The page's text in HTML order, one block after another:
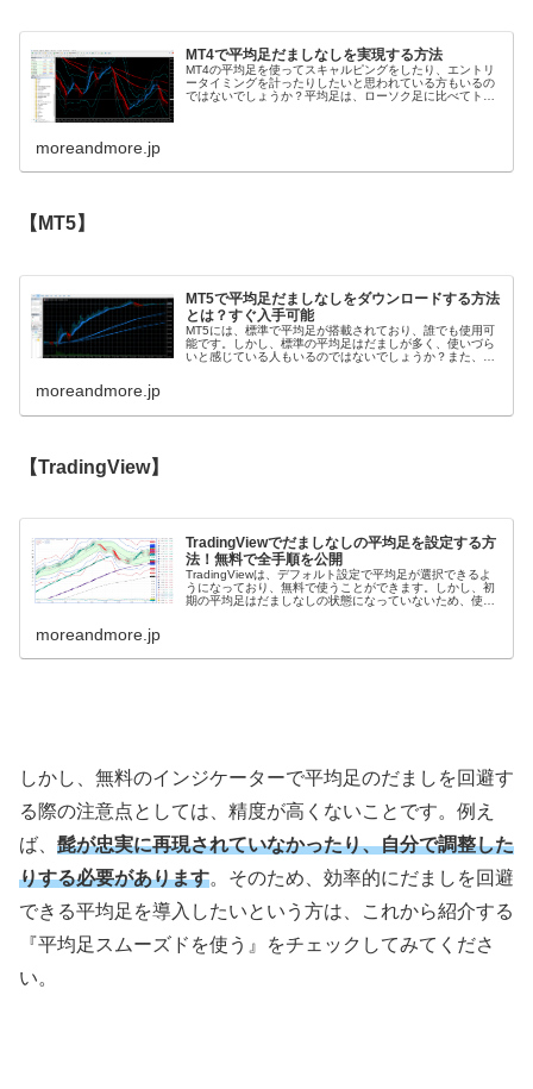
MT4で平均足だましなしを実現する方法
MT4の平均足を使ってスキャルピングをしたり、エントリ
ータイミングを計ったりしたいと思われている方もいるの
ではないでしょうか？平均足は、ローソク足に比べてトレ
moreandmore.jp
【MT5】
MT5で平均足だましなしをダウンロードする方法
とは？すぐ入手可能
MT5には、標準で平均足が搭載されており、誰でも使用可
能です。しかし、標準の平均足はだましが多く、使いづら
いと感じている人もいるのではないでしょうか？また、平
moreandmore.jp
【TradingView】
TradingViewでだましなしの平均足を設定する方
法！無料で全手順を公開
TradingViewは、デフォルト設定で平均足が選択できるよ
うになっており、無料で使うことができます。しかし、初
期の平均足はだましなしの状態になっていないため、使い
moreandmore.jp
しかし、無料のインジケーターで平均足のだましを回避す
る際の注意点としては、精度が高くないことです。例え
ば、 髭が忠実に再現されていなかったり、自分で調整した
りする必要があります。そのため、効率的にだましを回避
できる平均足を導入したいという方は、これから紹介する
『平均足スムーズドを使う』をチェックしてみてくださ
い。